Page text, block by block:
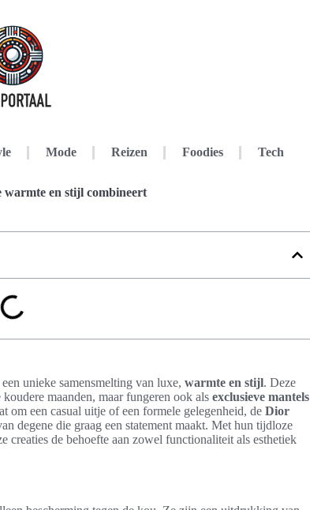
Mode Reizen Foodies Tech
en stijl combineert
een unieke samensmelting van luxe, warmte en stijl. Deze
maanden, maar fungeren ook als exclusieve mantels
om een casual uitje of een formele gelegenheid, de Dior
degene die graag een statement maakt. Met hun tijdloze
de behoefte aan zowel functionaliteit als esthetiek